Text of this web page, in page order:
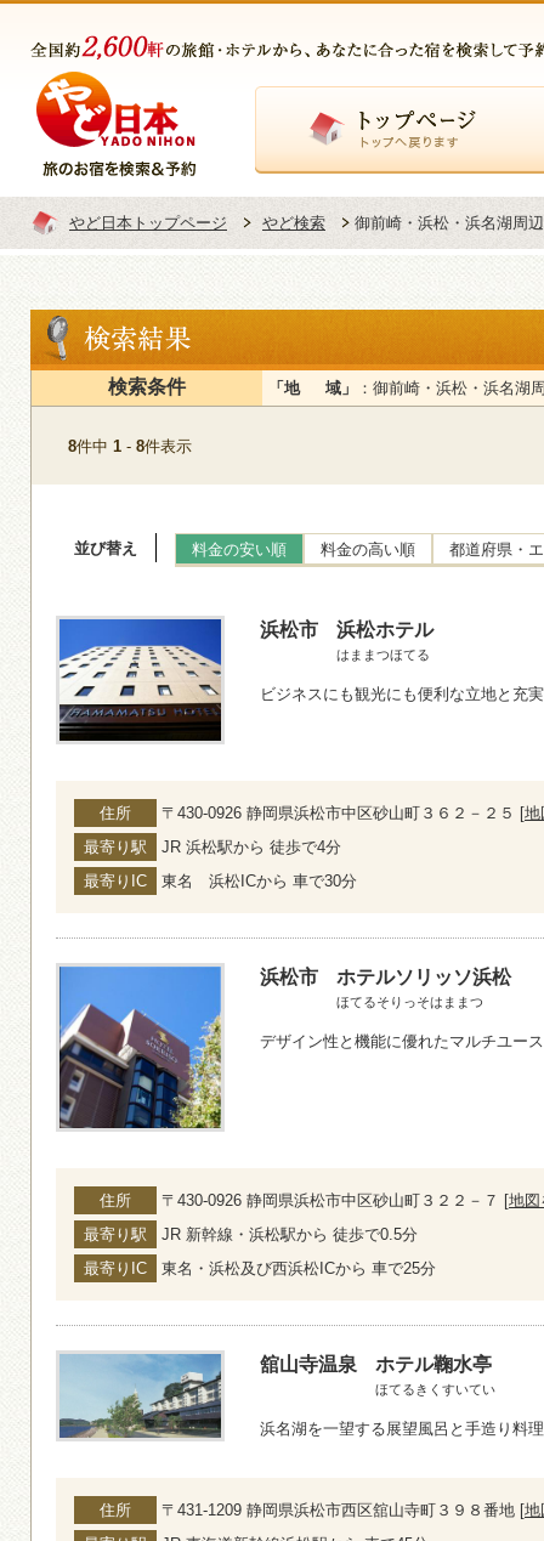
やど日本トップページ やど検索 御前崎・浜松・浜名湖周
検索条件 「地 域」 ：御前崎・浜松・浜名湖
8件中 1 - 8件表示
並び替え 料金の安い順 料金の高い順 都道府県・
浜松市 浜松ホテル
はままつほてる
ビジネスにも観光にも便利な立地と充
住所 〒430-0926 静岡県浜松市中区砂山町３６２－２５ [地
最寄り駅
JR 浜松駅から 徒歩で4分
最寄りIC
東名 浜松ICから 車で30分
浜松市 ホテルソリッソ浜松
ほてるそりっそはままつ
デザイン性と機能に優れたマルチユー
住所 〒430-0926 静岡県浜松市中区砂山町３２２－７ [地図
最寄り駅
JR 新幹線・浜松駅から 徒歩で0.5分
最寄りIC
東名・浜松及び西浜松ICから 車で25分
舘山寺温泉 ホテル鞠水亭
ほてるきくすいてい
浜名湖を一望する展望風呂と手造り料
住所 〒431-1209 静岡県浜松市西区舘山寺町３９８番地 [地